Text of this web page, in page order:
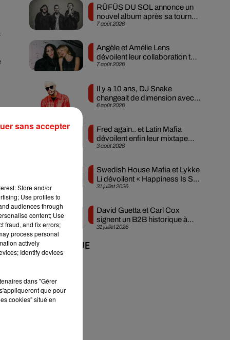
7 août 2026
RÜFÜS DU SOL annonce un
nouvel album après sa tournée
mondiale
7 août 2026
Angèle et Amélie Lens
dévoilent leur collaboration tant
attendue
6 août 2026
Il y a 10 ans, DJ Snake
changeait de dimension avec
son premier...
3 août 2026
Fred again.. et Latin Mafia
dévoilent enfin leur mixtape
créée en...
31 juillet 2026
Swedish House Mafia et Lykke
Li dévoilent « Happiness Is So
Sad »
31 juillet 2026
David Guetta et Carl Cox
signent un B2B historique à
Ibiza
+ DE MUSIQUE
Store and/or
Use profiles to
audiences through
content; Use
fraud, and fix errors;
process personal
actively
Identify devices
dans "Gérer
que pour
cookies" situé en
sans accepter